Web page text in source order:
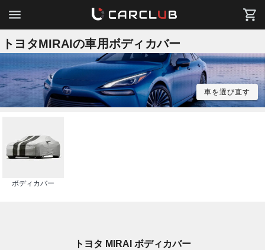
トヨタMIRAIの車用ボディカバー
車を選び直す
ボディカバー
トヨタ MIRAI ボディカバー